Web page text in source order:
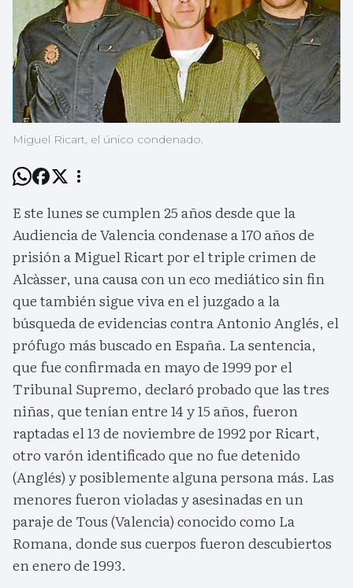
Miguel Ricart, el único condenado.
E ste lunes se cumplen 25 años desde que la
Audiencia de Valencia condenase a 170 años de
prisión a Miguel Ricart por el triple crimen de
Alcàsser, una causa con un eco mediático sin fin
que también sigue viva en el juzgado a la
búsqueda de evidencias contra Antonio Anglés, el
prófugo más buscado en España. La sentencia,
que fue confirmada en mayo de 1999 por el
Tribunal Supremo, declaró probado que las tres
niñas, que tenían entre 14 y 15 años, fueron
raptadas el 13 de noviembre de 1992 por Ricart,
otro varón identificado que no fue detenido
(Anglés) y posiblemente alguna persona más. Las
menores fueron violadas y asesinadas en un
paraje de Tous (Valencia) conocido como La
Romana, donde sus cuerpos fueron descubiertos
en enero de 1993.